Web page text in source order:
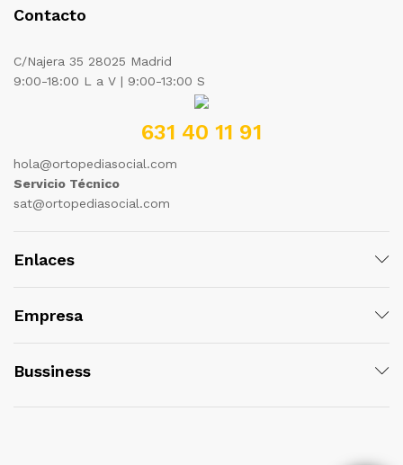
Contacto
C/Najera 35 28025 Madrid
9:00-18:00 L a V | 9:00-13:00 S
631 40 11 91
hola@ortopediasocial.com
Servicio Técnico
sat@ortopediasocial.com
Enlaces
Empresa
Bussiness